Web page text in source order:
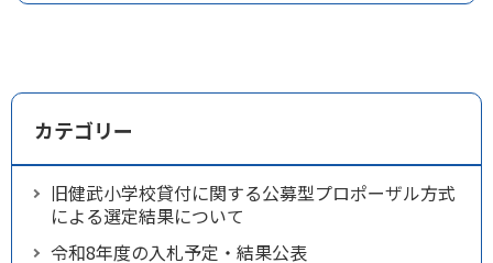
カテゴリー
旧健武小学校貸付に関する公募型プロポーザル方式
による選定結果について
令和8年度の入札予定・結果公表